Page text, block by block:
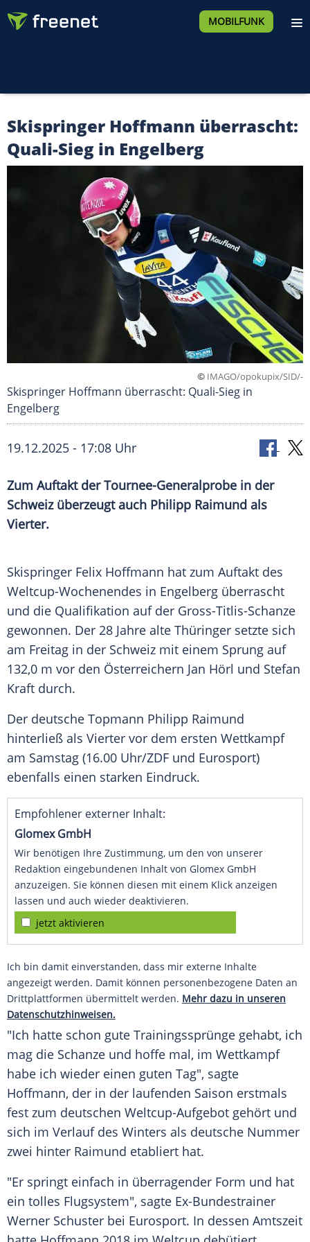
MOBILFUNK
Skispringer Hoffmann überrascht:
Quali-Sieg in Engelberg
© IMAGO/opokupix/SID/-
Skispringer Hoffmann überrascht: Quali-Sieg in
Engelberg
19.12.2025 - 17:08 Uhr
Zum Auftakt der Tournee-Generalprobe in der
Schweiz überzeugt auch Philipp Raimund als
Vierter.
Skispringer Felix Hoffmann hat zum Auftakt des
Weltcup-Wochenendes in Engelberg überrascht
und die Qualifikation auf der Gross-Titlis-Schanze
gewonnen. Der 28 Jahre alte Thüringer setzte sich
am Freitag in der Schweiz mit einem Sprung auf
132,0 m vor den Österreichern Jan Hörl und Stefan
Kraft durch.
Der deutsche Topmann Philipp Raimund
hinterließ als Vierter vor dem ersten Wettkampf
am Samstag (16.00 Uhr/ZDF und Eurosport)
ebenfalls einen starken Eindruck.
Empfohlener externer Inhalt:
Glomex GmbH
Wir benötigen Ihre Zustimmung, um den von unserer
Redaktion eingebundenen Inhalt von Glomex GmbH
anzuzeigen. Sie können diesen mit einem Klick anzeigen
lassen und auch wieder deaktivieren.
jetzt aktivieren
Ich bin damit einverstanden, dass mir externe Inhalte
angezeigt werden. Damit können personenbezogene Daten an
Drittplattformen übermittelt werden. Mehr dazu in unseren
Datenschutzhinweisen.
"Ich hatte schon gute Trainingssprünge gehabt, ich
mag die Schanze und hoffe mal, im Wettkampf
habe ich wieder einen guten Tag", sagte
Hoffmann, der in der laufenden Saison erstmals
fest zum deutschen Weltcup-Aufgebot gehört und
sich im Verlauf des Winters als deutsche Nummer
zwei hinter Raimund etabliert hat.
"Er springt einfach in überragender Form und hat
ein tolles Flugsystem", sagte Ex-Bundestrainer
Werner Schuster bei Eurosport. In dessen Amtszeit